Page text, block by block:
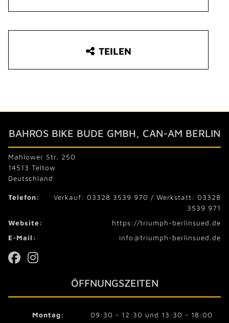
TEILEN
BAHROS BIKE BUDE GMBH, CAN-AM BERLIN
Mahlower Str. 250
14513 Teltow
Deutschland
Telefon:
Verkauf: 03328 3539 970 / Werkstatt: 03328
3539 971
Website:
https://triumph-berlinsued.de
E-Mail:
info@triumph-berlinsued.de
ÖFFNUNGSZEITEN
Montag:
09:30 - 12:30 und 13:30 - 18:00